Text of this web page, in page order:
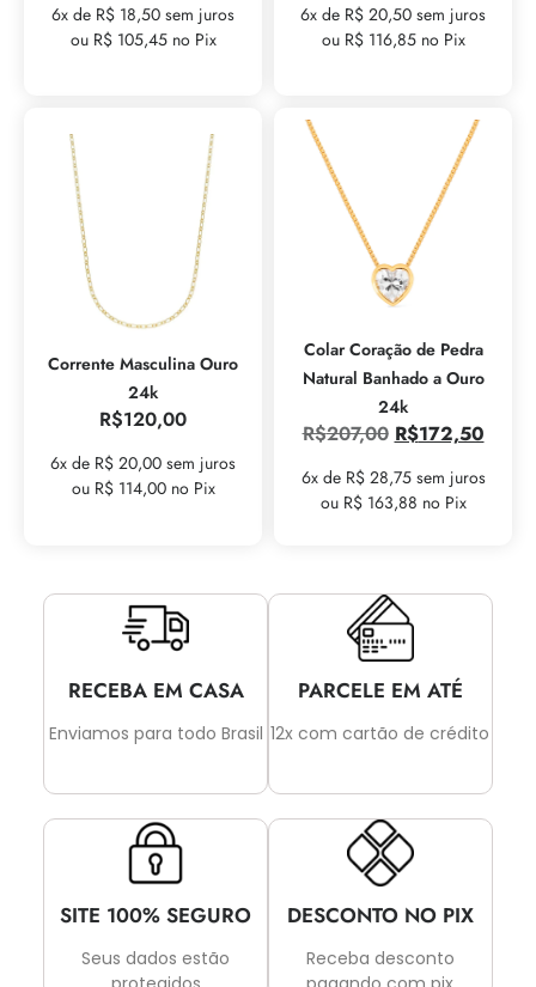
6x de R$ 18,50 sem juros
ou R$ 105,45 no Pix
6x de R$ 20,50 sem juros
ou R$ 116,85 no Pix
Corrente Masculina Ouro
24k
R$120,00
6x de R$ 20,00 sem juros
ou R$ 114,00 no Pix
Colar Coração de Pedra
Natural Banhado a Ouro
24k
R$207,00 R$172,50
6x de R$ 28,75 sem juros
ou R$ 163,88 no Pix
RECEBA EM CASA
Enviamos para todo Brasil
PARCELE EM ATÉ
12x com cartão de crédito
SITE 100% SEGURO
Seus dados estão
DESCONTO NO PIX
Receba desconto